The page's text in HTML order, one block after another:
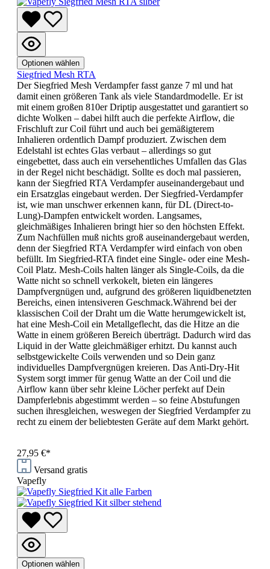
Optionen wählen
Siegfried Mesh RTA
Der Siegfried Mesh Verdampfer fasst ganze 7 ml und hat
damit einen größeren Tank als viele Standardmodelle. Er ist
mit einem großen 810er Driptip ausgestattet und garantiert so
dichte Wolken – dabei hilft auch die perfekte Airflow, die
Frischluft zur Coil führt und auch bei gemäßigterem
Inhalieren ordentlich Dampf produziert. Zwischen dem
Edelstahl ist echtes Glas verbaut – allerdings so gut
eingebettet, dass auch ein versehentliches Umfallen das Glas
in der Regel nicht beschädigt. Sollte es doch mal passieren,
kann der Siegfried RTA Verdampfer auseinandergebaut und
ein Ersatzglas eingebaut werden. Der Siegfried-Verdampfer
ist, wie man unschwer erkennen kann, für DL (Direct-to-
Lung)-Dampfen entwickelt worden. Langsames,
gleichmäßiges Inhalieren bringt hier so den höchsten Effekt.
Zum Nachfüllen muß nichts groß auseinandergebaut werden,
denn der Siegfried RTA Verdampfer wird einfach von oben
befüllt. Im Siegfried-RTA findet eine Single- oder eine Mesh-
Coil Platz. Mesh-Coils halten länger als Single-Coils, da die
Watte nicht so schnell verkokelt, bieten ein längeres
Dampfvergnügen und, aufgrund des größeren liquidbenetzten
Bereichs, einen intensiveren Geschmack.Während bei der
klassischen Coil der Draht um die Watte herumgewickelt ist,
hat eine Mesh-Coil ein Metallgeflecht, das die Hitze an die
Watte in einem größeren Bereich überträgt. Dadurch wird das
Liquid in der Watte gleichmäßiger erhitzt. Du kannst auch
selbstgewickelte Coils verwenden und so Dein ganz
individuelles Dampfvergnügen kreieren. Das Anti-Dry-Hit
System sorgt immer für genug Watte an der Coil und die
Airflow kann über sehr kleine Löcher perfekt auf Dein
Dampferlebnis abgestimmt werden – so feine Abstufungen
suchen ihresgleichen, weswegen der Siegfried Verdampfer zu
recht zu einem der beliebtesten Geräte auf dem Markt gehört.
27,95 €*
Versand gratis
Vapefly
Optionen wählen